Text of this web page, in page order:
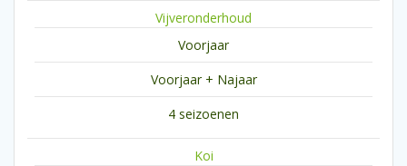
Vijveronderhoud
Voorjaar
Voorjaar + Najaar
4 seizoenen
Koi